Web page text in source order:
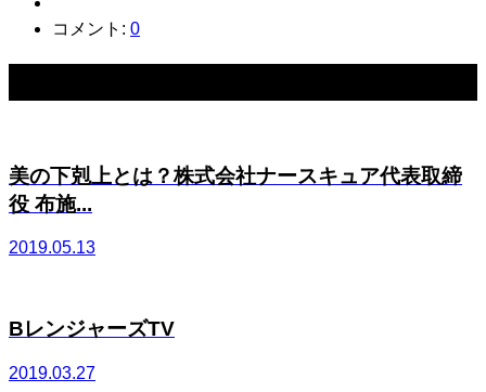
コメント: 0
美の下剋上とは？株式会社ナースキュア代表取締
役 布施...
2019.05.13
BレンジャーズTV
2019.03.27